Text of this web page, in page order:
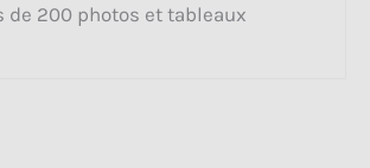
de 200 photos et tableaux